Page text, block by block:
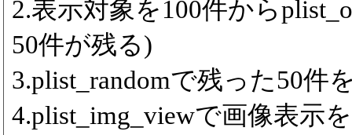
2.表示対象を100件から
50件が残る)
3.plist_randomで残った50件
4.plist_img_viewで画像表示